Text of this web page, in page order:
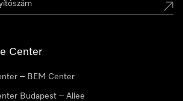
Center
– BEM Center
Budapest – Allee